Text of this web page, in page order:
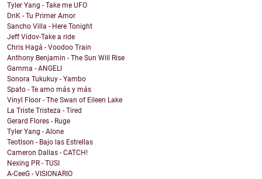
Tyler Yang - Take me UFO
DnK - Tu Primer Amor
Sancho Villa - Here Tonight
Jeff Vidov-Take a ride
Chris Hagá - Voodoo Train
Anthony Benjamin - The Sun Will Rise
Gamma - ANGELI
Sonora Tukukuy - Yambo
Spato - Te amo más y más
Vinyl Floor - The Swan of Eileen Lake
La Triste Tristeza - Tired
Gerard Flores - Ruge
Tyler Yang - Alone
Teotlson - Bajo las Estrellas
Cameron Dallas - CATCH!
Nexing PR - TUSI
A-CeeG - VISIONARIO